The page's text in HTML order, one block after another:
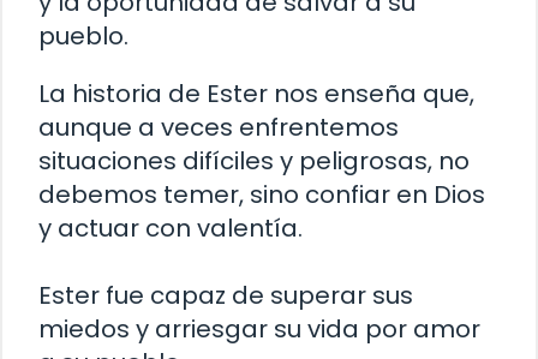
pueblo.
La historia de Ester nos enseña que,
aunque a veces enfrentemos
situaciones difíciles y peligrosas, no
debemos temer, sino confiar en Dios
y actuar con valentía.
Ester fue capaz de superar sus
miedos y arriesgar su vida por amor